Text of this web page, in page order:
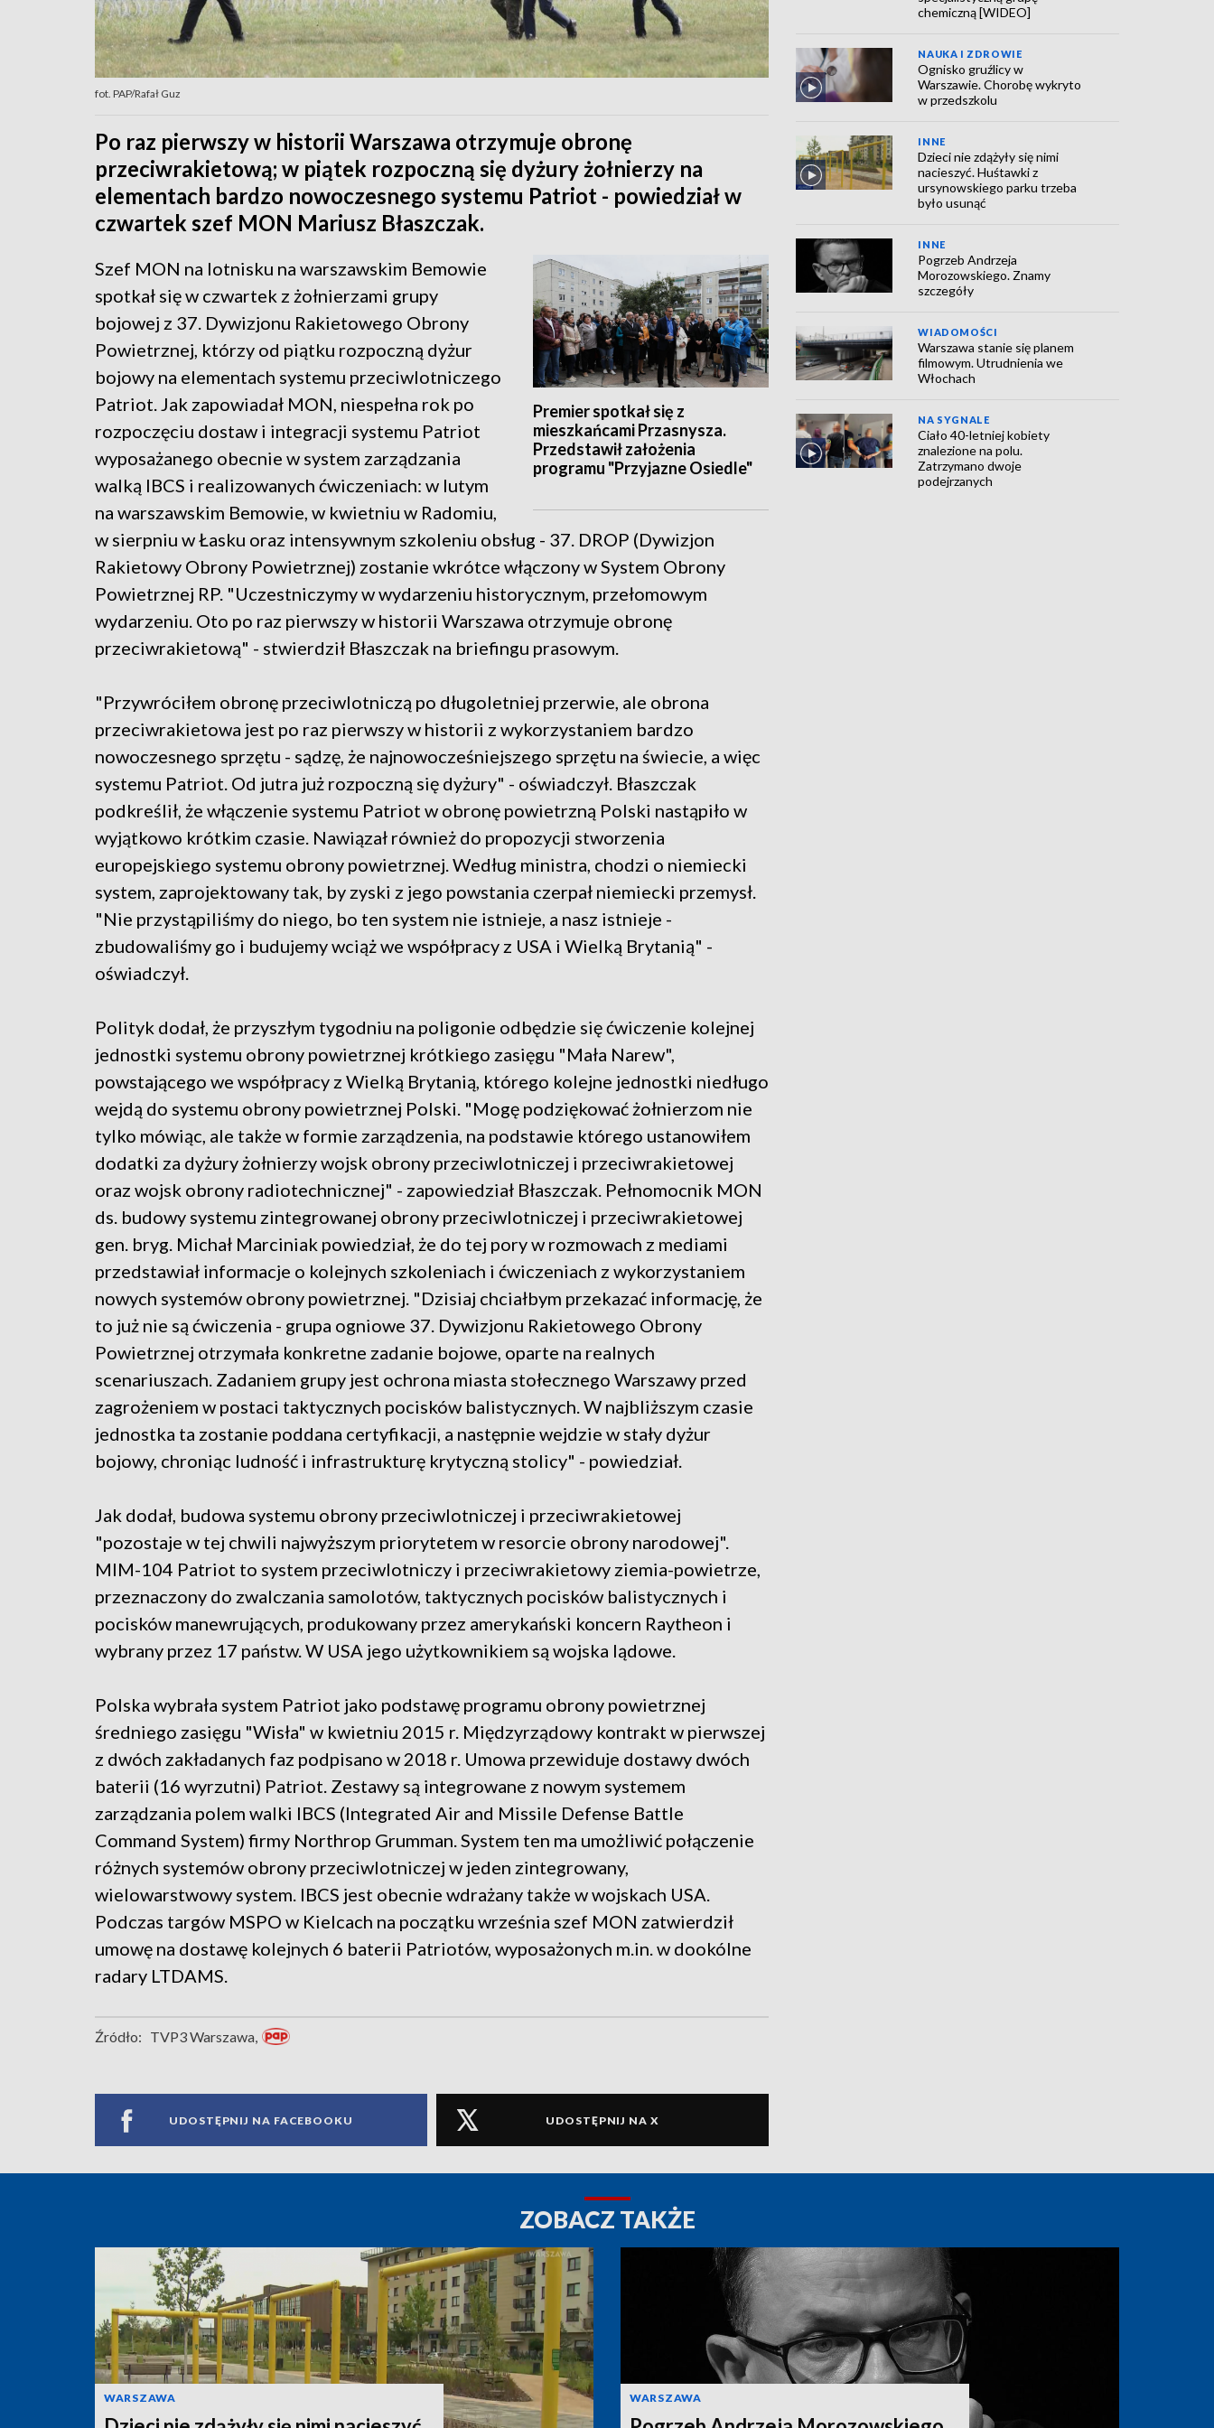
fot. PAP/Rafał Guz
Po raz pierwszy w historii Warszawa otrzymuje obronę
przeciwrakietową; w piątek rozpoczną się dyżury żołnierzy na
elementach bardzo nowoczesnego systemu Patriot - powiedział w
czwartek szef MON Mariusz Błaszczak.
Premier spotkał się z
mieszkańcami Przasnysza.
Przedstawił założenia
programu "Przyjazne Osiedle"
Szef MON na lotnisku na warszawskim Bemowie
spotkał się w czwartek z żołnierzami grupy
bojowej z 37. Dywizjonu Rakietowego Obrony
Powietrznej, którzy od piątku rozpoczną dyżur
bojowy na elementach systemu przeciwlotniczego
Patriot. Jak zapowiadał MON, niespełna rok po
rozpoczęciu dostaw i integracji systemu Patriot
wyposażanego obecnie w system zarządzania
walką IBCS i realizowanych ćwiczeniach: w lutym
na warszawskim Bemowie, w kwietniu w Radomiu,
w sierpniu w Łasku oraz intensywnym szkoleniu obsług - 37. DROP (Dywizjon
Rakietowy Obrony Powietrznej) zostanie wkrótce włączony w System Obrony
Powietrznej RP. "Uczestniczymy w wydarzeniu historycznym, przełomowym
wydarzeniu. Oto po raz pierwszy w historii Warszawa otrzymuje obronę
przeciwrakietową" - stwierdził Błaszczak na briefingu prasowym.
"Przywróciłem obronę przeciwlotniczą po długoletniej przerwie, ale obrona
przeciwrakietowa jest po raz pierwszy w historii z wykorzystaniem bardzo
nowoczesnego sprzętu - sądzę, że najnowocześniejszego sprzętu na świecie, a więc
systemu Patriot. Od jutra już rozpoczną się dyżury" - oświadczył. Błaszczak
podkreślił, że włączenie systemu Patriot w obronę powietrzną Polski nastąpiło w
wyjątkowo krótkim czasie. Nawiązał również do propozycji stworzenia
europejskiego systemu obrony powietrznej. Według ministra, chodzi o niemiecki
system, zaprojektowany tak, by zyski z jego powstania czerpał niemiecki przemysł.
"Nie przystąpiliśmy do niego, bo ten system nie istnieje, a nasz istnieje -
zbudowaliśmy go i budujemy wciąż we współpracy z USA i Wielką Brytanią" -
oświadczył.
Polityk dodał, że przyszłym tygodniu na poligonie odbędzie się ćwiczenie kolejnej
jednostki systemu obrony powietrznej krótkiego zasięgu "Mała Narew",
powstającego we współpracy z Wielką Brytanią, którego kolejne jednostki niedługo
wejdą do systemu obrony powietrznej Polski. "Mogę podziękować żołnierzom nie
tylko mówiąc, ale także w formie zarządzenia, na podstawie którego ustanowiłem
dodatki za dyżury żołnierzy wojsk obrony przeciwlotniczej i przeciwrakietowej
oraz wojsk obrony radiotechnicznej" - zapowiedział Błaszczak. Pełnomocnik MON
ds. budowy systemu zintegrowanej obrony przeciwlotniczej i przeciwrakietowej
gen. bryg. Michał Marciniak powiedział, że do tej pory w rozmowach z mediami
przedstawiał informacje o kolejnych szkoleniach i ćwiczeniach z wykorzystaniem
nowych systemów obrony powietrznej. "Dzisiaj chciałbym przekazać informację, że
to już nie są ćwiczenia - grupa ogniowe 37. Dywizjonu Rakietowego Obrony
Powietrznej otrzymała konkretne zadanie bojowe, oparte na realnych
scenariuszach. Zadaniem grupy jest ochrona miasta stołecznego Warszawy przed
zagrożeniem w postaci taktycznych pocisków balistycznych. W najbliższym czasie
jednostka ta zostanie poddana certyfikacji, a następnie wejdzie w stały dyżur
bojowy, chroniąc ludność i infrastrukturę krytyczną stolicy" - powiedział.
Jak dodał, budowa systemu obrony przeciwlotniczej i przeciwrakietowej
"pozostaje w tej chwili najwyższym priorytetem w resorcie obrony narodowej".
MIM-104 Patriot to system przeciwlotniczy i przeciwrakietowy ziemia-powietrze,
przeznaczony do zwalczania samolotów, taktycznych pocisków balistycznych i
pocisków manewrujących, produkowany przez amerykański koncern Raytheon i
wybrany przez 17 państw. W USA jego użytkownikiem są wojska lądowe.
Polska wybrała system Patriot jako podstawę programu obrony powietrznej
średniego zasięgu "Wisła" w kwietniu 2015 r. Międzyrządowy kontrakt w pierwszej
z dwóch zakładanych faz podpisano w 2018 r. Umowa przewiduje dostawy dwóch
baterii (16 wyrzutni) Patriot. Zestawy są integrowane z nowym systemem
zarządzania polem walki IBCS (Integrated Air and Missile Defense Battle
Command System) firmy Northrop Grumman. System ten ma umożliwić połączenie
różnych systemów obrony przeciwlotniczej w jeden zintegrowany,
wielowarstwowy system. IBCS jest obecnie wdrażany także w wojskach USA.
Podczas targów MSPO w Kielcach na początku września szef MON zatwierdził
umowę na dostawę kolejnych 6 baterii Patriotów, wyposażonych m.in. w dookólne
radary LTDAMS.
Źródło: TVP3 Warszawa,
UDOSTĘPNIJ NA FACEBOOKU UDOSTĘPNIJ NA X
chemiczną [WIDEO]
NAUKA I ZDROWIE
Ognisko gruźlicy w
Warszawie. Chorobę wykryto
w przedszkolu
INNE
Dzieci nie zdążyły się nimi
nacieszyć. Huśtawki z
ursynowskiego parku trzeba
było usunąć
INNE
Pogrzeb Andrzeja
Morozowskiego. Znamy
szczegóły
WIADOMOŚCI
Warszawa stanie się planem
filmowym. Utrudnienia we
Włochach
NA SYGNALE
Ciało 40-letniej kobiety
znalezione na polu.
Zatrzymano dwoje
podejrzanych
ZOBACZ TAKŻE
WARSZAWA WARSZAWA